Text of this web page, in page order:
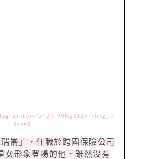
p/DRlV0NgE1Zx/?img_in
dex=5
崙」，任職於跨國保險公司
女形象登場的他，雖然沒有